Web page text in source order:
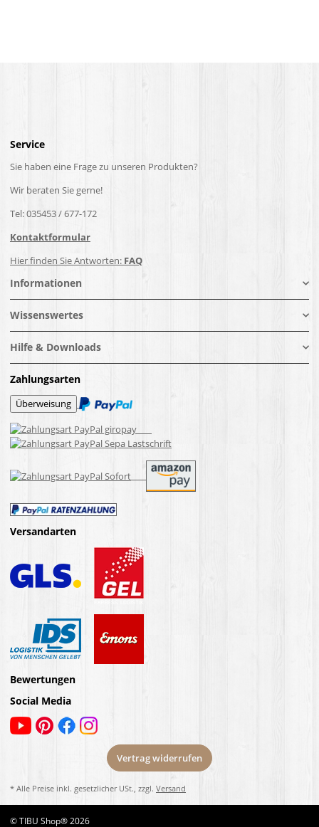
Service
Sie haben eine Frage zu unseren Produkten?
Wir beraten Sie gerne!
Tel: 035453 / 677-172
Kontaktformular
Hier finden Sie Antworten: FAQ
Informationen
Wissenswertes
Hilfe & Downloads
Zahlungsarten
Versandarten
Bewertungen
Social Media
Vertrag widerrufen
* Alle Preise inkl. gesetzlicher USt., zzgl. Versand
© TIBU Shop® 2026